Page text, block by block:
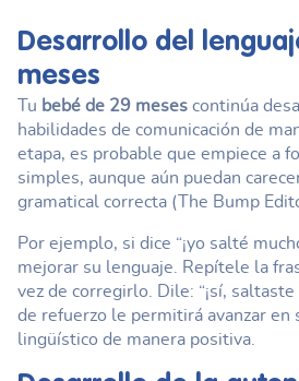
Desarrollo del
meses
Tu bebé de 29 meses continúa
habilidades de comunicación de
etapa, es probable que empiece a
simples, aunque aún puedan
gramatical correcta (The Bump
Por ejemplo, si dice “¡yo salté
mejorar su lenguaje. Repítele la
vez de corregirlo. Dile: “¡sí,
de refuerzo le permitirá avanzar en
lingüístico de manera positiva.